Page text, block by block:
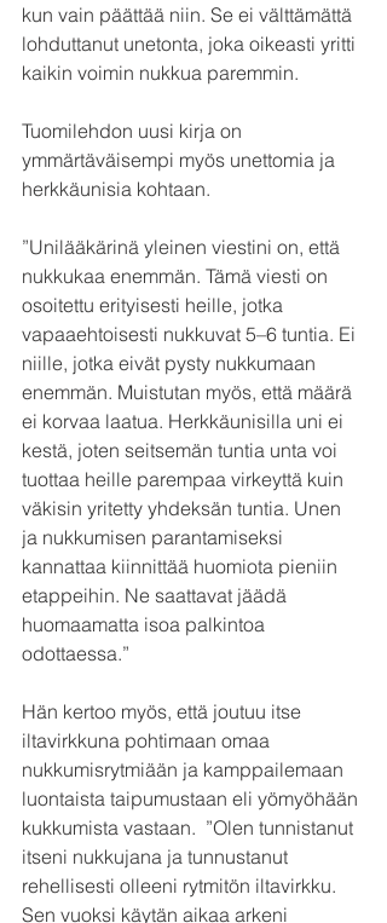
kun vain päättää niin. Se ei välttämättä
lohduttanut unetonta, joka oikeasti yritti
kaikin voimin nukkua paremmin.
Tuomilehdon uusi kirja on
ymmärtäväisempi myös unettomia ja
herkkäunisia kohtaan.
”Unilääkärinä yleinen viestini on, että
nukkukaa enemmän. Tämä viesti on
osoitettu erityisesti heille, jotka
vapaaehtoisesti nukkuvat 5–6 tuntia. Ei
niille, jotka eivät pysty nukkumaan
enemmän. Muistutan myös, että määrä
ei korvaa laatua. Herkkäunisilla uni ei
kestä, joten seitsemän tuntia unta voi
tuottaa heille parempaa virkeyttä kuin
väkisin yritetty yhdeksän tuntia. Unen
ja nukkumisen parantamiseksi
kannattaa kiinnittää huomiota pieniin
etappeihin. Ne saattavat jäädä
huomaamatta isoa palkintoa
odottaessa.”
Hän kertoo myös, että joutuu itse
iltavirkkuna pohtimaan omaa
nukkumisrytmiään ja kamppailemaan
luontaista taipumustaan eli yömyöhään
kukkumista vastaan.  ”Olen tunnistanut
itseni nukkujana ja tunnustanut
rehellisesti olleeni rytmitön iltavirkku.
Sen vuoksi käytän aikaa arkeni